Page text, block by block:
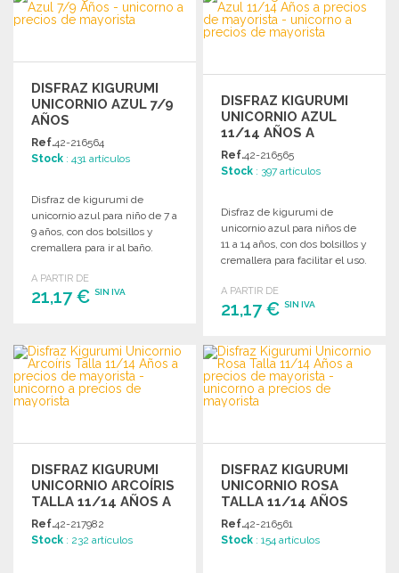
Solicitar un presupuesto Solicitar un presupuesto
DISFRAZ KIGURUMI
UNICORNIO AZUL 7/9
AÑOS
Ref.42-216564
Stock : 431 artículos
Disfraz de kigurumi de
unicornio azul para niño de 7 a
9 años, con dos bolsillos y
cremallera para ir al baño.
A PARTIR DE
21,17 € SIN IVA
Solicitar un presupuesto
DISFRAZ KIGURUMI
UNICORNIO AZUL
11/14 AÑOS A
PRECIOS DE
MAYORISTA
Ref.42-216565
Stock : 397 artículos
Disfraz de kigurumi de
unicornio azul para niños de
11 a 14 años, con dos bolsillos y
cremallera para facilitar el uso.
A PARTIR DE
21,17 €SIN IVA
PEDIR
Solicitar un presupuesto
DISFRAZ KIGURUMI
UNICORNIO ARCOÍRIS
TALLA 11/14 AÑOS A
PRECIOS DE
MAYORISTA
Ref.42-217982
Stock : 232 artículos
DISFRAZ KIGURUMI
UNICORNIO ROSA
TALLA 11/14 AÑOS
Ref.42-216561
Stock : 154 artículos